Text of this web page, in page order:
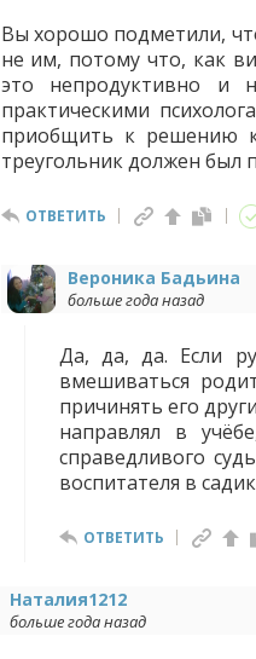
Вы хорошо подметили,
не им, потому что, как
это непродуктивно и
практическими
приобщить к решению
треугольник должен был
ОТВЕТИТЬ
Вероника Бадьина
больше года назад
Да, да, да. Если
вмешиваться
причинять его
направлял в
справедливого
воспитателя в
ОТВЕТИТЬ
Наталия1212
больше года назад